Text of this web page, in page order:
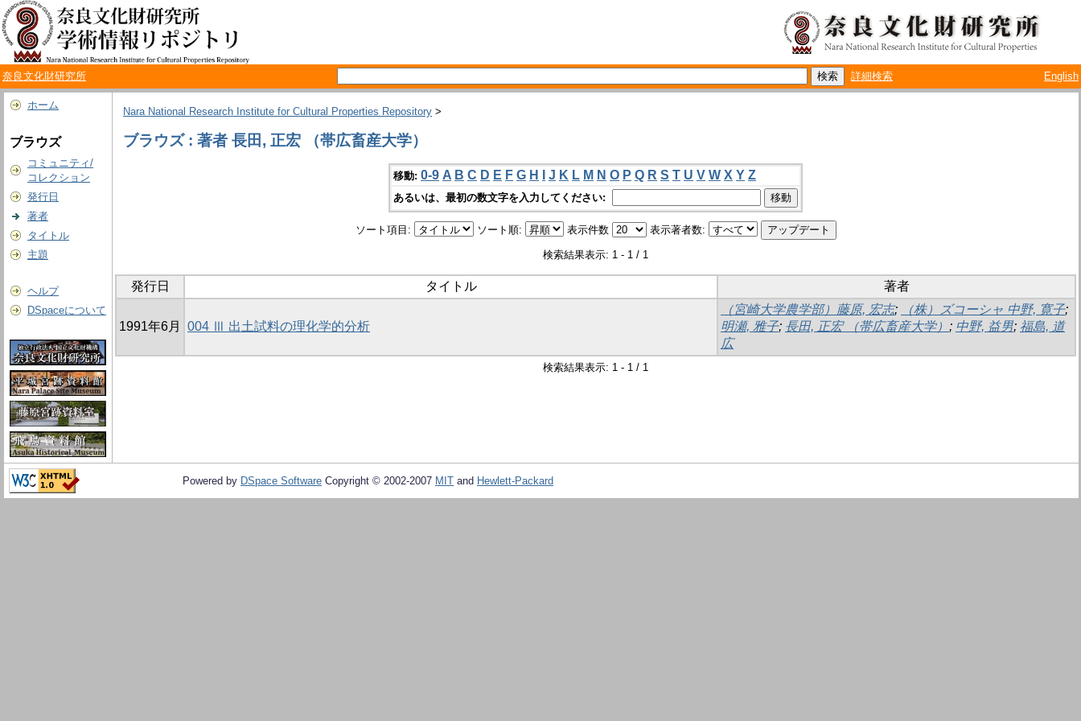
奈良文化財研究所 詳細検索 English
ホーム
ブラウズ
コミュニティ/
コレクション
発行日
著者
タイトル
主題
ヘルプ
DSpaceについて
Nara National Research Institute for Cultural Properties Repository >
ブラウズ : 著者 長田, 正宏 （帯広畜産大学）
移動: 0-9 A B C D E F G H J K L M N O P Q R S T U V W X Y Z
あるいは、最初の数文字を入力してください:
ソート項目: ソート順: 表示件数 表示著者数:
検索結果表示: 1 - 1 / 1
発行日 タイトル 著者
1991年6月 004 Ⅲ 出土試料の理化学的分析
（宮崎大学農学部）藤原, 宏志; （株）ズコーシャ 中野, 寛子;
明瀬, 雅子; 長田, 正宏 （帯広畜産大学） ; 中野, 益男; 福島, 道
広
検索結果表示: 1 - 1 / 1
Powered by DSpace Software Copyright © 2002-2007 MIT and Hewlett-Packard